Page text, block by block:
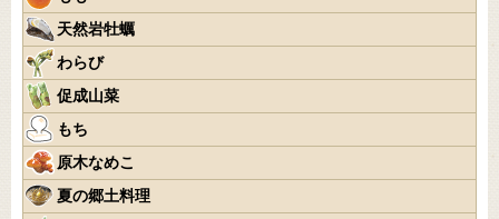
天然岩牡蠣
わらび
促成山菜
もち
原木なめこ
夏の郷土料理